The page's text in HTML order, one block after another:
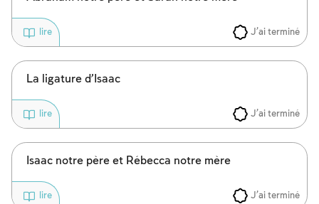
J'ai terminé
lire
La ligature d’Isaac
J'ai terminé
lire
Isaac notre père et Rébecca notre mère
J'ai terminé
lireInscription requise